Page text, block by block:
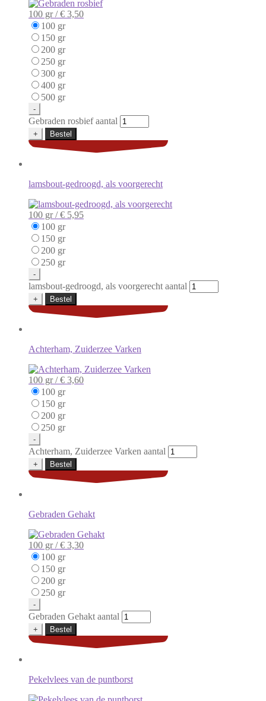
100 gr /€ 3,50
100 gr
150 gr
200 gr
250 gr
300 gr
400 gr
500 gr
-
Gebraden rosbief aantal
+ Bestel
lamsbout-gedroogd, als voorgerecht
100 gr /€ 5,95
100 gr
150 gr
200 gr
250 gr
-
lamsbout-gedroogd, als voorgerecht aantal
+ Bestel
Achterham, Zuiderzee Varken
100 gr /€ 3,60
100 gr
150 gr
200 gr
250 gr
-
Achterham, Zuiderzee Varken aantal
+ Bestel
Gebraden Gehakt
100 gr /€ 3,30
100 gr
150 gr
200 gr
250 gr
-
Gebraden Gehakt aantal
+ Bestel
Pekelvlees van de puntborst